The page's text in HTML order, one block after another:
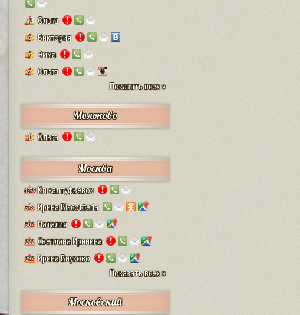
47 Ольга
8 Виктория
7 Эмма
9
Ольга
Показать всех »
Молоково
1 Ольга
Москва
4579 Кп «алтуфьево»
378 Ирина Biscotteria
307 Наталия
222 Светлана Иринина
297 Ирина Внуково
Показать всех »
Московский